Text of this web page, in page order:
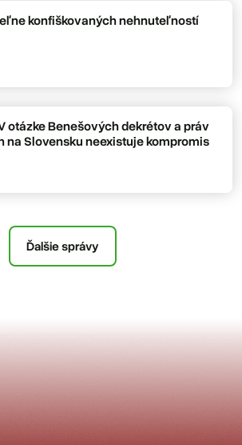
konfiškovaných nehnuteľností
otázke Benešových dekrétov a práv
na Slovensku neexistuje kompromis
Ďalšie správy